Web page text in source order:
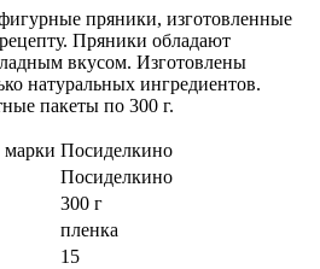
пряники, изготовленные
Пряники обладают
вкусом. Изготовлены
натуральных ингредиентов.
пакеты по 300 г.
марки Посиделкино
Посиделкино
300 г
пленка
15